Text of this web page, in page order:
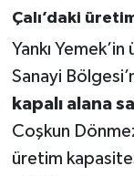
Çalı’daki
Yankı
Sanayi
kapalı alana
Coşkun
üretim